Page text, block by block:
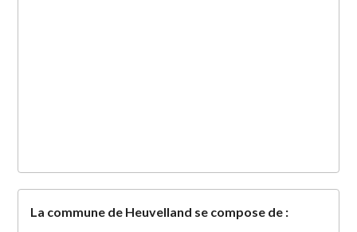
La commune de Heuvelland se compose de :